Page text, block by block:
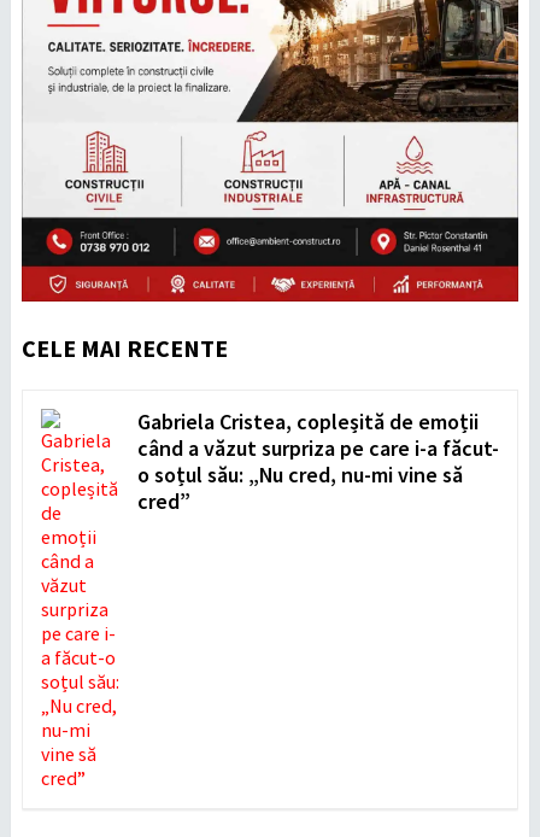
CELE MAI RECENTE
Gabriela Cristea, copleșită de emoții
când a văzut surpriza pe care i-a făcut-
o soțul său: „Nu cred, nu-mi vine să
cred”